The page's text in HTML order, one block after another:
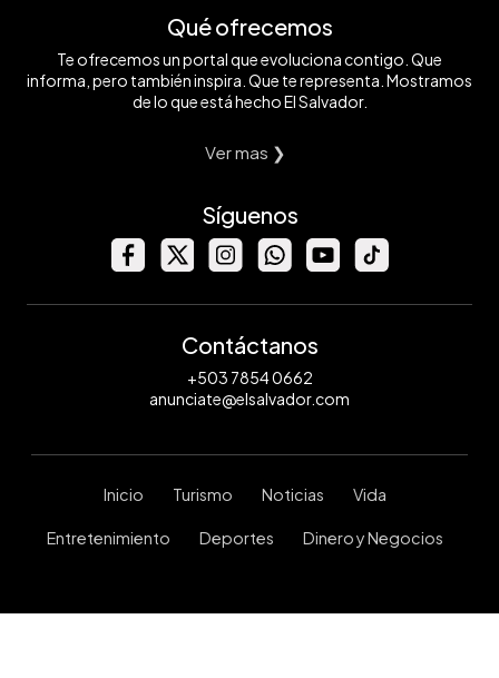
Qué ofrecemos
Te ofrecemos un portal que evoluciona contigo. Que
informa, pero también inspira. Que te representa. Mostramos
de lo que está hecho El Salvador.
Ver mas ❯
Síguenos
Contáctanos
+503 7854 0662
anunciate@elsalvador.com
Inicio Turismo Noticias Vida
Entretenimiento Deportes Dinero y Negocios